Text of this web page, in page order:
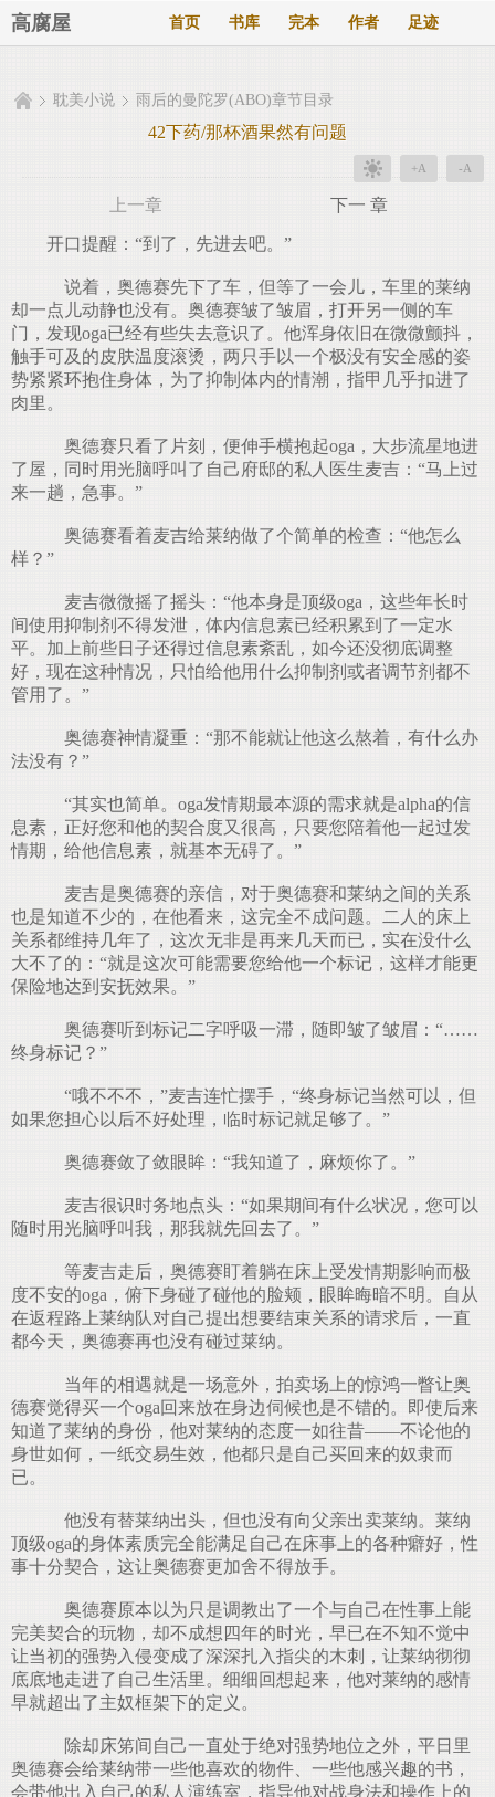
高腐屋 首页 书库 完本 作者 足迹
耽美小说 雨后的曼陀罗(ABO)章节目录
42下药/那杯酒果然有问题
+A -A
上一章 下一 章
开口提醒：“到了，先进去吧。”
说着，奥德赛先下了车，但等了一会儿，车里的莱纳
却一点儿动静也没有。奥德赛皱了皱眉，打开另一侧的车
门，发现oga已经有些失去意识了。他浑身依旧在微微颤抖，
触手可及的皮肤温度滚烫，两只手以一个极没有安全感的姿
势紧紧环抱住身体，为了抑制体内的情潮，指甲几乎扣进了
肉里。
奥德赛只看了片刻，便伸手横抱起oga，大步流星地进
了屋，同时用光脑呼叫了自己府邸的私人医生麦吉：“马上过
来一趟，急事。”
奥德赛看着麦吉给莱纳做了个简单的检查：“他怎么
样？”
麦吉微微摇了摇头：“他本身是顶级oga，这些年长时
间使用抑制剂不得发泄，体内信息素已经积累到了一定水
平。加上前些日子还得过信息素紊乱，如今还没彻底调整
好，现在这种情况，只怕给他用什么抑制剂或者调节剂都不
管用了。”
奥德赛神情凝重：“那不能就让他这么熬着，有什么办
法没有？”
“其实也简单。oga发情期最本源的需求就是alpha的信
息素，正好您和他的契合度又很高，只要您陪着他一起过发
情期，给他信息素，就基本无碍了。”
麦吉是奥德赛的亲信，对于奥德赛和莱纳之间的关系
也是知道不少的，在他看来，这完全不成问题。二人的床上
关系都维持几年了，这次无非是再来几天而已，实在没什么
大不了的：“就是这次可能需要您给他一个标记，这样才能更
保险地达到安抚效果。”
奥德赛听到标记二字呼吸一滞，随即皱了皱眉：“……
终身标记？”
“哦不不不，”麦吉连忙摆手，“终身标记当然可以，但
如果您担心以后不好处理，临时标记就足够了。”
奥德赛敛了敛眼眸：“我知道了，麻烦你了。”
麦吉很识时务地点头：“如果期间有什么状况，您可以
随时用光脑呼叫我，那我就先回去了。”
等麦吉走后，奥德赛盯着躺在床上受发情期影响而极
度不安的oga，俯下身碰了碰他的脸颊，眼眸晦暗不明。自从
在返程路上莱纳队对自己提出想要结束关系的请求后，一直
都今天，奥德赛再也没有碰过莱纳。
当年的相遇就是一场意外，拍卖场上的惊鸿一瞥让奥
德赛觉得买一个oga回来放在身边伺候也是不错的。即使后来
知道了莱纳的身份，他对莱纳的态度一如往昔——不论他的
身世如何，一纸交易生效，他都只是自己买回来的奴隶而
已。
他没有替莱纳出头，但也没有向父亲出卖莱纳。莱纳
顶级oga的身体素质完全能满足自己在床事上的各种癖好，性
事十分契合，这让奥德赛更加舍不得放手。
奥德赛原本以为只是调教出了一个与自己在性事上能
完美契合的玩物，却不成想四年的时光，早已在不知不觉中
让当初的强势入侵变成了深深扎入指尖的木刺，让莱纳彻彻
底底地走进了自己生活里。细细回想起来，他对莱纳的感情
早就超出了主奴框架下的定义。
除却床笫间自己一直处于绝对强势地位之外，平日里
奥德赛会给莱纳带一些他喜欢的物件、一些他感兴趣的书，
会带他出入自己的私人演练室，指导他对战身法和操作上的